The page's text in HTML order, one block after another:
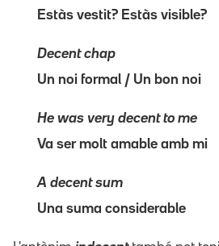
Estàs vestit? Estàs visible?
Decent chap
Un noi formal / Un bon noi
He was very decent to me
Va ser molt amable amb mi
A decent sum
Una suma considerable